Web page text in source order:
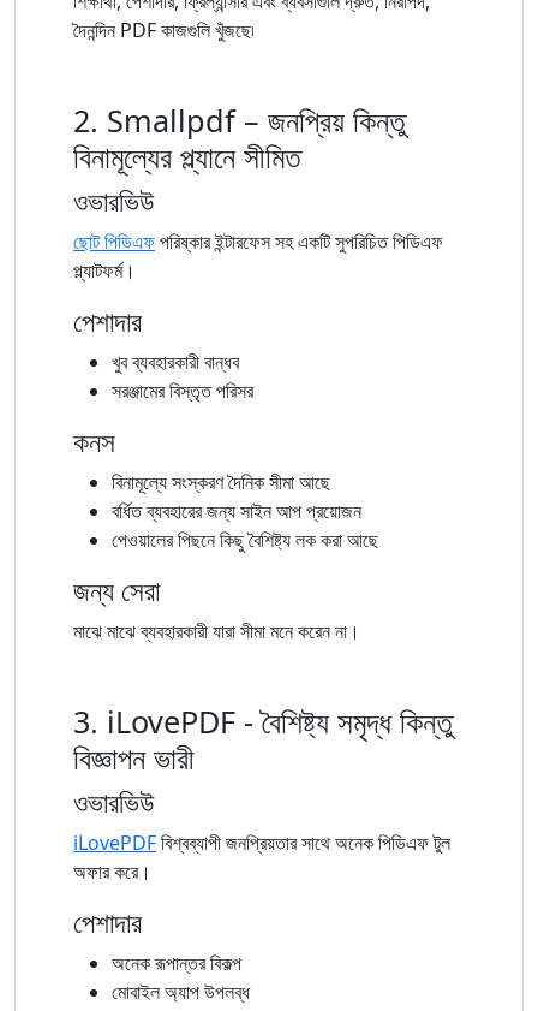
দৈনন্দিন PDF কাজগুলি খুঁজছে৷
2. Smallpdf – জনপ্রিয় কিন্তু
বিনামূল্যের প্ল্যানে সীমিত
ওভারভিউ
ছোট পিডিএফপরিষ্কার ইন্টারফেস সহ একটি সুপরিচিত পিডিএফ
প্ল্যাটফর্ম।
পেশাদার
খুব ব্যবহারকারী বান্ধব
সরঞ্জামের বিস্তৃত পরিসর
কনস
বিনামূল্যে সংস্করণ দৈনিক সীমা আছে
বর্ধিত ব্যবহারের জন্য সাইন আপ প্রয়োজন
পেওয়ালের পিছনে কিছু বৈশিষ্ট্য লক করা আছে
জন্য সেরা
মাঝে মাঝে ব্যবহারকারী যারা সীমা মনে করেন না।
3. iLovePDF - বৈশিষ্ট্য সমৃদ্ধ কিন্তু
বিজ্ঞাপন ভারী
ওভারভিউ
iLovePDFবিশ্বব্যাপী জনপ্রিয়তার সাথে অনেক পিডিএফ টুল
অফার করে।
পেশাদার
অনেক রূপান্তর বিকল্প
মোবাইল অ্যাপ উপলব্ধ